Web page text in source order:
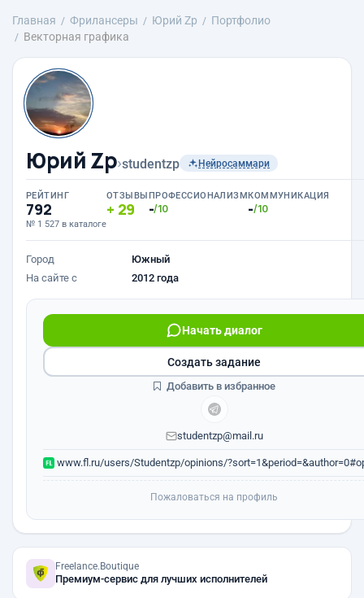
Главная Фрилансеры Юрий Zp
Портфолио
Векторная графика
Юрий Zp›studentzp Нейросаммари
РЕЙТИНГ
792
№ 1 527 в каталоге
ОТЗЫВЫ
29
ПРОФЕССИОНАЛИЗМ
-/10
КОММУНИКАЦИЯ
-/10
Город
Южный
На сайте с
2012 года
Начать диалог
studentzp@mail.ru
www.fl.ru/users/Studentzp/opinions/
Создать задание
Добавить в избранное
Пожаловаться на профиль
Freelance.Boutique
Премиум-сервис для лучших исполнителей